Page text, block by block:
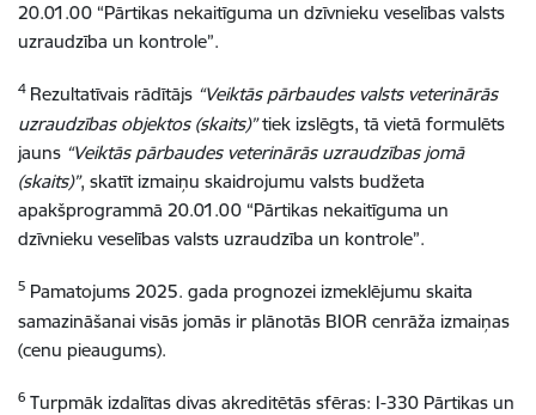
20.01.00 “Pārtikas nekaitīguma un dzīvnieku veselības valsts
uzraudzība un kontrole”.
4Rezultatīvais rādītājs “Veiktās pārbaudes valsts veterinārās
uzraudzības objektos (skaits)”tiek izslēgts, tā vietā formulēts
jauns “Veiktās pārbaudes veterinārās uzraudzības jomā
(skaits)”, skatīt izmaiņu skaidrojumu valsts budžeta
apakšprogrammā 20.01.00 “Pārtikas nekaitīguma un
dzīvnieku veselības valsts uzraudzība un kontrole”.
5 Pamatojums 2025. gada prognozei izmeklējumu skaita
samazināšanai visās jomās ir plānotās BIOR cenrāža izmaiņas
(cenu pieaugums).
6 Turpmāk izdalītas divas akreditētās sfēras: I-330 Pārtikas un